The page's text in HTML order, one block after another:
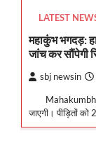
LATEST
महाकुंभ भगदड़:
जांच कर सौंपेगी
sbj newsin
Mahakumbh
जाएगी। पीड़ितों